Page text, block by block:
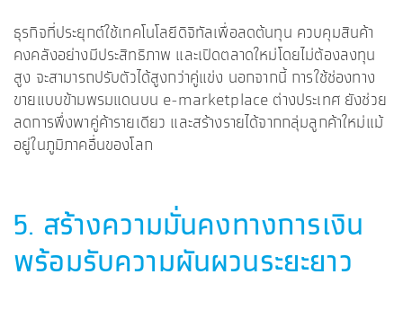
ธุรกิจที่ประยุกต์ใช้เทคโนโลยีดิจิทัลเพื่อลดต้นทุน ควบคุมสินค้า
คงคลังอย่างมีประสิทธิภาพ และเปิดตลาดใหม่โดยไม่ต้องลงทุน
สูง จะสามารถปรับตัวได้สูงกว่าคู่แข่ง นอกจากนี้ การใช้ช่องทาง
ขายแบบข้ามพรมแดนบน e-marketplace ต่างประเทศ ยังช่วย
ลดการพึ่งพาคู่ค้ารายเดียว และสร้างรายได้จากกลุ่มลูกค้าใหม่แม้
อยู่ในภูมิภาคอื่นของโลก
5. สร้างความมั่นคงทางการเงิน
พร้อมรับความผันผวนระยะยาว